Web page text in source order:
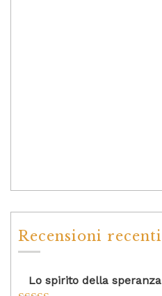
Recensioni recenti
Lo spirito della speranza